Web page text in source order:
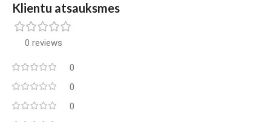
Klientu atsauksmes
0 reviews
0
0
0